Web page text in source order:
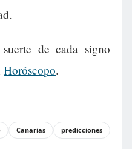
de cada signo
Horóscopo.
Canarias
predicciones